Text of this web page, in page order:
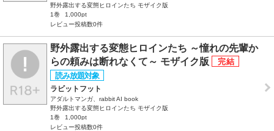
野外露出する変態ヒロインたち モザイク版
1巻
1,000pt
レビュー投稿数0件
野外露出する変態ヒロインたち ～憧れの先輩か
らの頼みは断れなくて～ モザイク版
ラビットフット
アダルトマンガ、rabbit AI book
野外露出する変態ヒロインたち モザイク版
1巻
1,000pt
レビュー投稿数0件